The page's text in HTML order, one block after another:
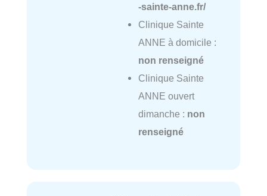
-sainte-anne.fr/
Clinique Sainte
ANNE à domicile :
non renseigné
Clinique Sainte
ANNE ouvert
dimanche : non
renseigné